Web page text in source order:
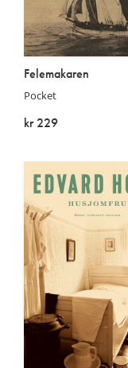
Felemakaren
Pocket
kr 229